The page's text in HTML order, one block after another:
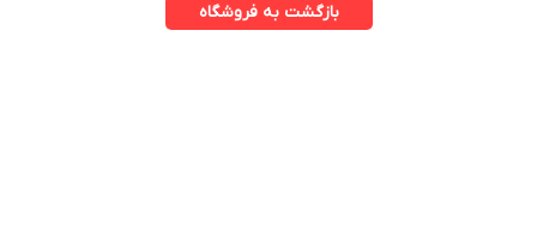
بازگشت به فروشگاه